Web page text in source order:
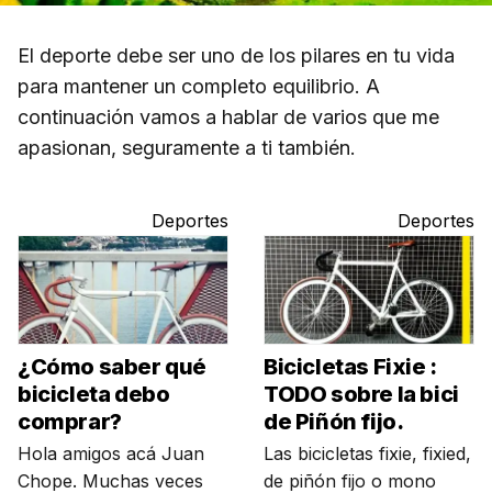
El deporte debe ser uno de los pilares en tu vida
para mantener un completo equilibrio. A
continuación vamos a hablar de varios que me
apasionan, seguramente a ti también.
Deportes
¿Cómo saber qué
bicicleta debo
comprar?
Hola amigos acá Juan
Chope. Muchas veces
Deportes
Bicicletas Fixie :
TODO sobre la bici
de Piñón fijo.
Las bicicletas fixie, fixied,
de piñón fijo o mono